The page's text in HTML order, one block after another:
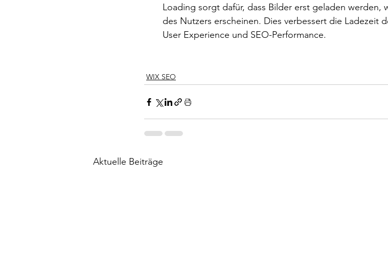
Loading sorgt dafür, dass Bilder erst geladen werden,
des Nutzers erscheinen. Dies verbessert die Ladezeit
User Experience und SEO-Performance.
WIX SEO
Aktuelle Beiträge